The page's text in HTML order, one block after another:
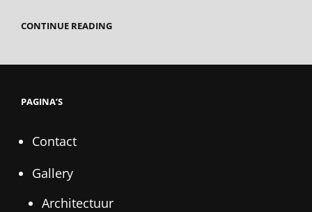
CONTINUE READING12
PAGINA’S
Contact
Gallery
Architectuur